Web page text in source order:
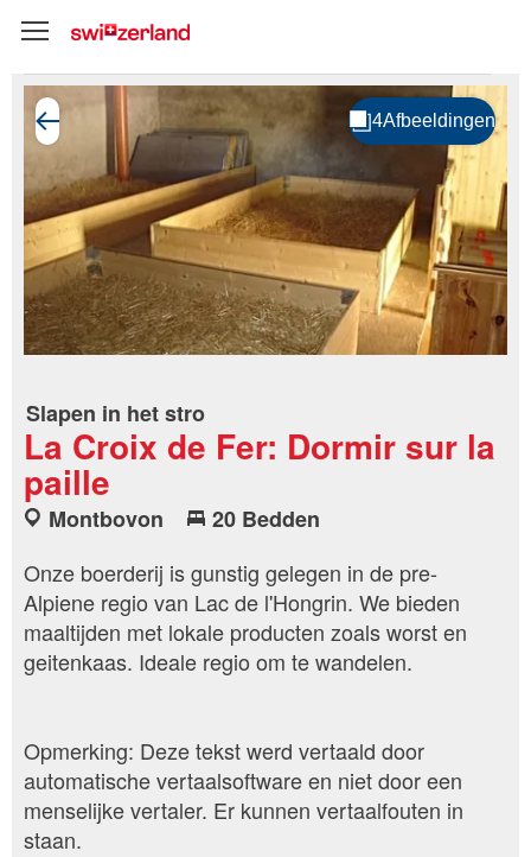
Slapen in het stro
La Croix de Fer: Dormir sur la
paille
Montbovon
20 Bedden
Onze boerderij is gunstig gelegen in de pre-
Alpiene regio van Lac de l'Hongrin. We bieden
maaltijden met lokale producten zoals worst en
geitenkaas. Ideale regio om te wandelen.
Opmerking: Deze tekst werd vertaald door
automatische vertaalsoftware en niet door een
menselijke vertaler. Er kunnen vertaalfouten in
staan.